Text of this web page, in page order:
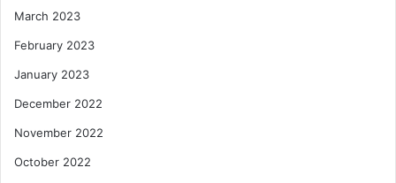
March 2023
February 2023
January 2023
December 2022
November 2022
October 2022